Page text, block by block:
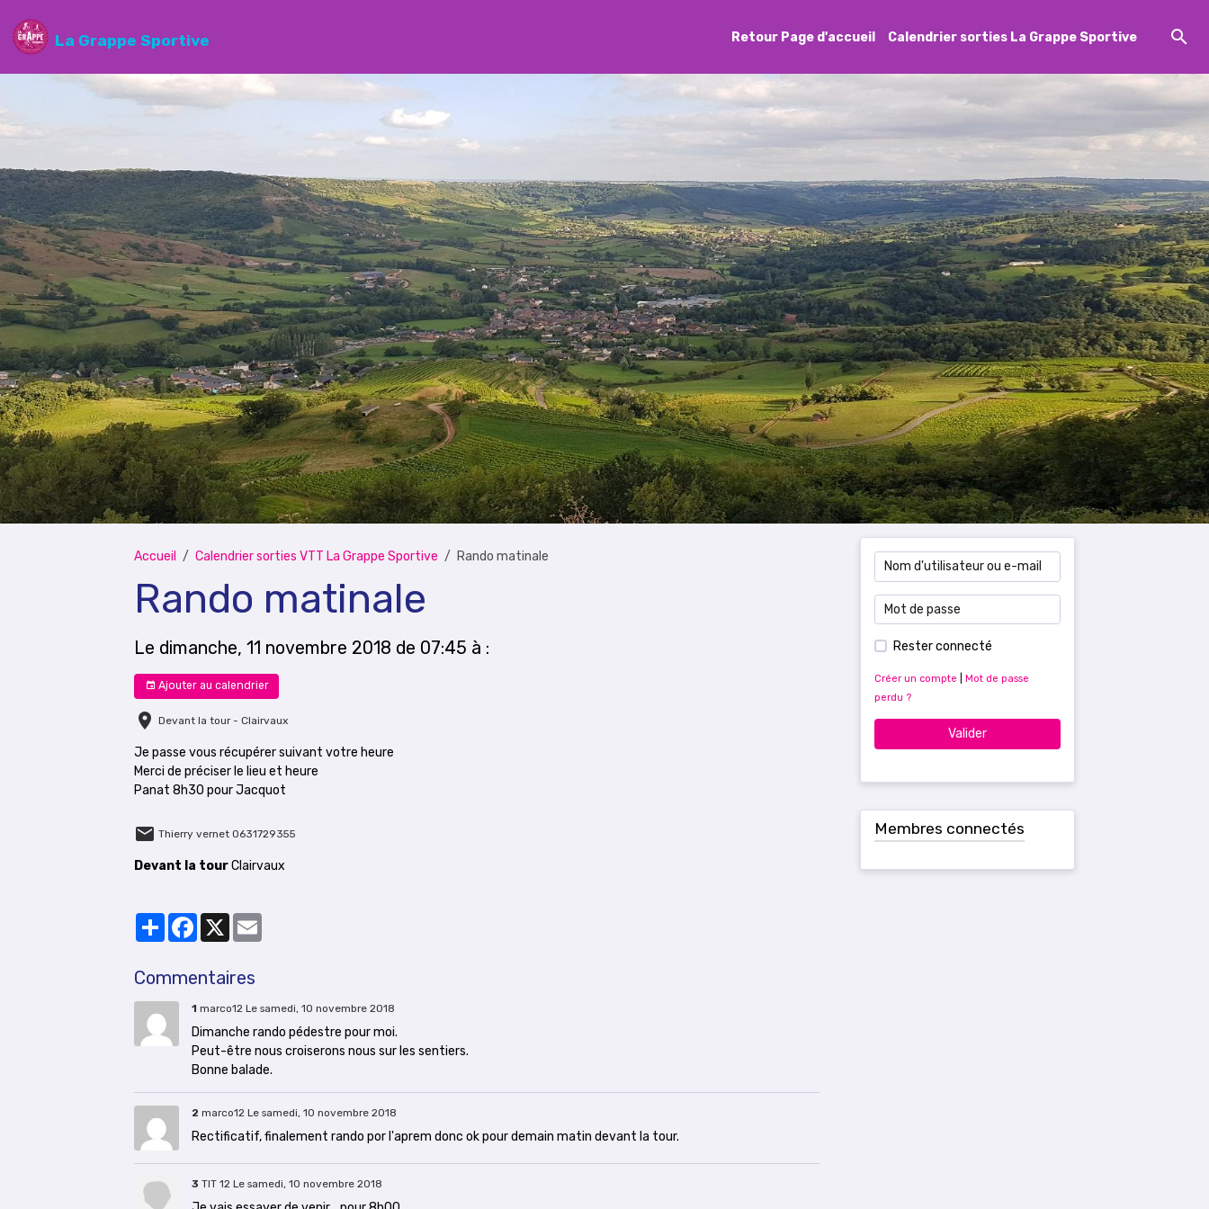
La Grappe Sportive Retour Page d'accueil Calendrier sorties La Grappe Sportive
Accueil Calendrier sorties VTT La Grappe Sportive Rando matinale
Rando matinale
Le dimanche, 11 novembre 2018 de 07:45 à :
Ajouter au calendrier
Devant la tour - Clairvaux
Je passe vous récupérer suivant votre heure
Merci de préciser le lieu et heure
Panat 8h30 pour Jacquot
Thierry vernet 0631729355
Devant la tourClairvaux
PartagerFacebook
X
Commentaires
1 marco12Le samedi, 10 novembre 2018
Dimanche rando pédestre pour moi.
Peut-être nous croiserons nous sur les sentiers.
Bonne balade.
2 marco12Le samedi, 10 novembre 2018
Rectificatif, finalement rando por l'aprem donc ok pour demain matin devant la tour.
3 TIT 12Le samedi, 10 novembre 2018
Rester connecté
Créer un compte
Mot de passe
perdu ?
Valider
Membres connectés